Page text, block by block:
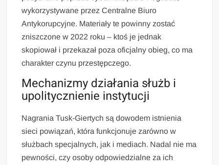
wykorzystywane przez Centralne Biuro
Antykorupcyjne. Materiały te powinny zostać
zniszczone w 2022 roku – ktoś je jednak
skopiował i przekazał poza oficjalny obieg, co ma
charakter czynu przestępczego.
Mechanizmy działania służb i
upolitycznienie instytucji
Nagrania Tusk-Giertych są dowodem istnienia
sieci powiązań, która funkcjonuje zarówno w
służbach specjalnych, jak i mediach. Nadal nie ma
pewności, czy osoby odpowiedzialne za ich